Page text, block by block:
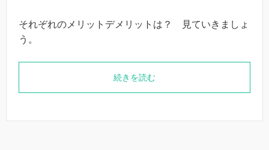
それぞれのメリットデメリットは？ 見ていきましょ
う。
続きを読む